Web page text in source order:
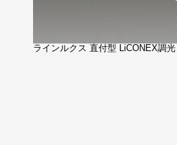
ラインルクス 直付型 LiCONEX調